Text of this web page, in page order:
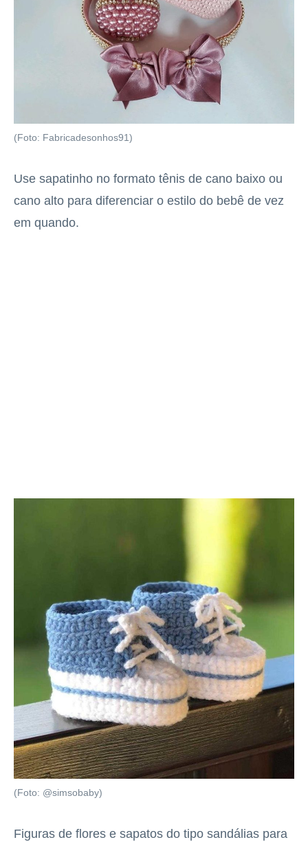
(Foto: Fabricadesonhos91)
Use sapatinho no formato tênis de cano baixo ou
cano alto para diferenciar o estilo do bebê de vez
em quando.
(Foto: @simsobaby)
Figuras de flores e sapatos do tipo sandálias para